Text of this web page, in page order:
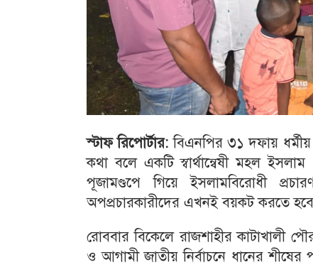
স্টাফ রিপোর্টার: বিএনপির ৩১ দফায় ধর্মীয়
কথা বলে একটি স্বার্থান্বেষী মহল ইসলাম
পূজামণ্ডপে গিয়ে ইসলামবিরোধী
অপপ্রচারকারীদের এখনই বয়কট করতে
রোববার বিকেলে রাজশাহীর কাটাখালী
ও আগামী জাতীয় নির্বাচনে ধানের শীষের